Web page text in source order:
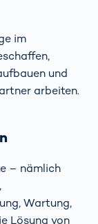
im
und
arbeiten.
– nämlich
Wartung,
Lösung von